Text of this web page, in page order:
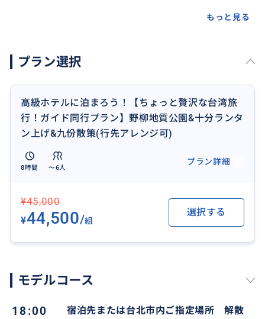
形の岩がたくさんある場所です。岩にはさまざまな名
ださい。
「千と千尋の神隠し」のモデルになったと言われる九
份ではレトロな雰囲気が漂うノスタルジックな街をゆ
っくり散策できます。
【十分】
と願い事を書いて飛ばす天燈上げ体験「ランタン」を
楽しめます。
もっと見る
プラン選択
高級ホテルに泊まろう！【ちょっと贅沢な台湾旅
行！ガイド同行プラン】野柳地質公園&十分ランタ
ン上げ&九份散策(行先アレンジ可)
8時間 〜6人
プラン詳細
¥45,000
¥44,500/組
選択する
モデルコース
18:00 宿泊先または台北市内ご指定場所 解散